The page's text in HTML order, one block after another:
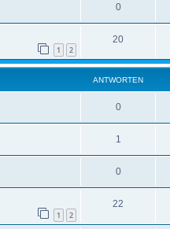
0
1 2
20
ANTWORTEN
0
1
0
1 2
22